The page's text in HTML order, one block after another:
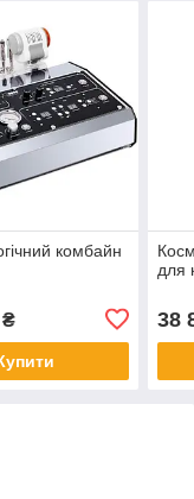
комбайн
для
38